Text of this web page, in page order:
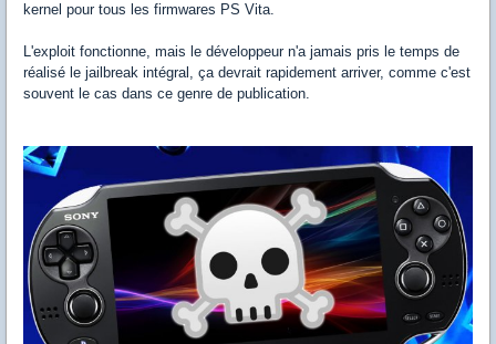
kernel pour tous les firmwares PS Vita.
L'exploit fonctionne, mais le développeur n'a jamais pris le temps de
réalisé le jailbreak intégral, ça devrait rapidement arriver, comme c'est
souvent le cas dans ce genre de publication.